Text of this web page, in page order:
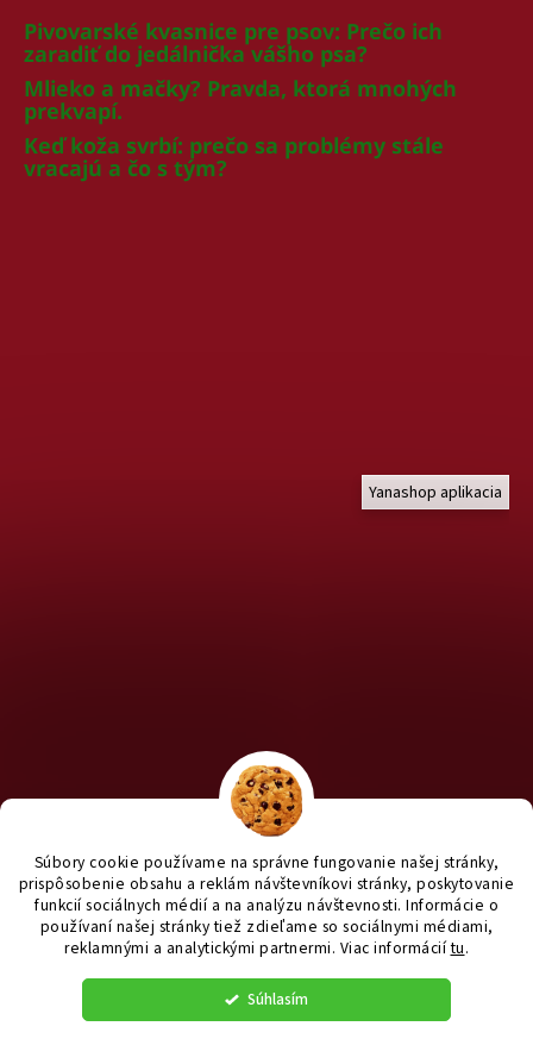
Súbory cookie používame na správne fungovanie našej stránky,
prispôsobenie obsahu a reklám návštevníkovi stránky, poskytovanie
funkcií sociálnych médií a na analýzu návštevnosti. Informácie o
používaní našej stránky tiež zdieľame so sociálnymi médiami,
reklamnými a analytickými partnermi. Viac informáciítu.
Súhlasím
Pivovarské kvasnice pre psov: Prečo ich
zaradiť do jedálnička vášho psa?
Mlieko a mačky? Pravda, ktorá mnohých
prekvapí.
Keď koža svrbí: prečo sa problémy stále
vracajú a čo s tým?
Yanashop aplikacia
Chcete nakúpiť pre útulky? Kliknite TU na náš útulkový eshop a
staň sa anjelom pre útulkáčov ♥
Vytvoril Shoptet|e_minds
Copyright 2026
yanashop.sk. Všetky práva vyhradené.
Upraviť